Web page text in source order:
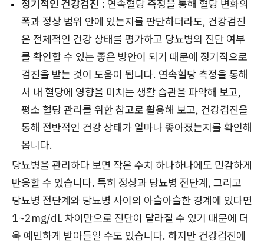
정기적인 건강검진 : 연속혈당 측정을 통해 혈당 변화의
폭과 정상 범위 안에 있는지를 판단하더라도, 건강검진
은 전체적인 건강 상태를 평가하고 당뇨병의 진단 여부
를 확인할 수 있는 좋은 방안이 되기 때문에 정기적으로
검진을 받는 것이 도움이 됩니다. 연속혈당 측정을 통해
서 내 혈당에 영향을 미치는 생활 습관을 파악해 보고,
평소 혈당 관리를 위한 참고로 활용해 보고, 건강검진을
통해 전반적인 건강 상태가 얼마나 좋아졌는지를 확인해
봅니다.
당뇨병을 관리하다 보면 작은 수치 하나하나에도 민감하게
반응할 수 있습니다. 특히 정상과 당뇨병 전단계, 그리고
당뇨병 전단계와 당뇨병 사이의 아슬아슬한 경계에 있다면
1~2mg/dL 차이만으로 진단이 달라질 수 있기 때문에 더
욱 예민하게 받아들일 수도 있습니다. 하지만 건강검진에